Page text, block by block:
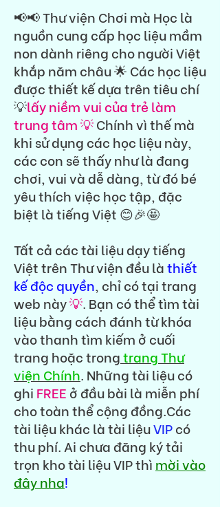
📢📢 Thư viện Chơi mà Học là
nguồn cung cấp học liệu mầm
non dành riêng cho người Việt
khắp năm châu 🌟 Các học liệu
được thiết kế dựa trên tiêu chí
💡lấy niềm vui của trẻ làm
trung tâm 💡Chính vì thế mà
khi sử dụng các học liệu này,
các con sẽ thấy như là đang
chơi, vui và dễ dàng, từ đó bé
yêu thích việc học tập, đặc
biệt là tiếng Việt 😊🎉🤩
Tất cả các tài liệu dạy tiếng
Việt trên Thư viện đều làthiết
kế độc quyền, chỉ có tại trang
web này💡. Bạn có thể tìm tài
liệu bằng cách đánh từ khóa
vào thanh tìm kiếm ở cuối
trang hoặc trongtrang Thư
viện Chính. Những tài liệu có
ghi FREE ở đầu bài là miễn phí
cho toàn thể cộng đồng.Các
tài liệu khác là tài liệuVIPcó
thu phí. Ai chưa đăng ký tải
trọn kho tài liệu VIP thì mời vào
đây nha!